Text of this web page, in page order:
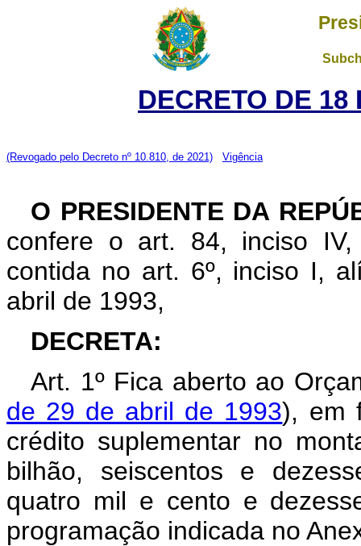
DECRETO DE 18
(Revogado pelo Decreto nº 10.810, de 2021) Vigência
O PRESIDENTE DA
confere o art. 84, inciso
contida no art. 6º, inciso I,
abril de 1993,
DECRETA:
Art. 1º Fica aberto ao
de 29 de abril de 1993), em
crédito suplementar no
bilhão, seiscentos e
quatro mil e cento e
programação indicada no